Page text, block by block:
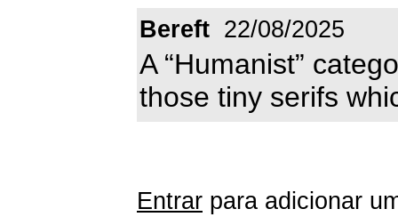
Bereft 22/08/2025
A “Humanist”
those tiny serifs
Entrar para adicionar